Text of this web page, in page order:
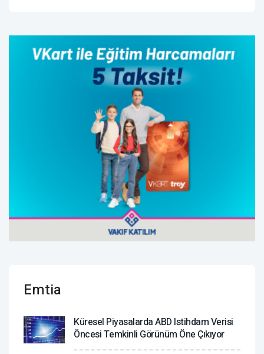
Emtia
Küresel Piyasalarda ABD Istihdam Verisi
Öncesi Temkinli Görünüm Öne Çıkıyor